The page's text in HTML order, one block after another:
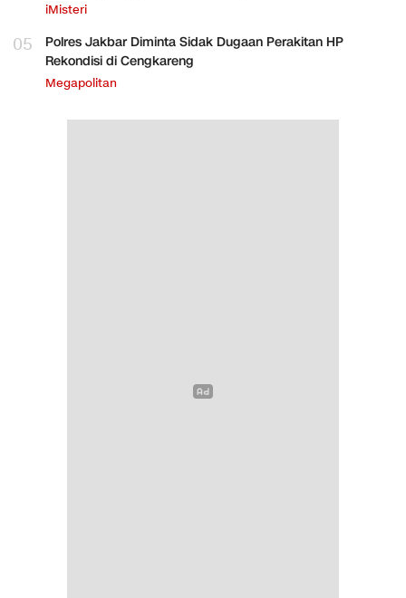
iMisteri
05
Polres Jakbar Diminta Sidak Dugaan Perakitan HP
Rekondisi di Cengkareng
Megapolitan